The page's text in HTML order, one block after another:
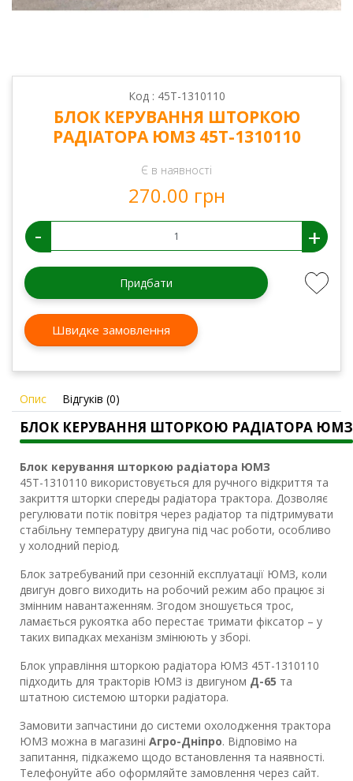
Код : 45Т-1310110
БЛОК КЕРУВАННЯ ШТОРКОЮ
РАДІАТОРА ЮМЗ 45Т-1310110
Є в наявності
270.00 грн
- +
Придбати
Швидке замовлення
Опис Відгуків (0)
БЛОК КЕРУВАННЯ ШТОРКОЮ РАДІАТОРА ЮМЗ
Блок керування шторкою радіатора ЮМЗ
45Т-1310110 використовується для ручного відкриття та
закриття шторки спереды радіатора трактора. Дозволяє
регулювати потік повітря через радіатор та підтримувати
стабільну температуру двигуна під час роботи, особливо
у холодний період.
Блок затребуваний при сезонній експлуатації ЮМЗ, коли
двигун довго виходить на робочий режим або працює зі
змінним навантаженням. Згодом зношується трос,
ламається рукоятка або перестає тримати фіксатор – у
таких випадках механізм змінюють у зборі.
Блок управління шторкою радіатора ЮМЗ 45Т-1310110
підходить для тракторів ЮМЗ із двигуном Д-65 та
штатною системою шторки радіатора.
Замовити запчастини до системи охолодження трактора
ЮМЗ можна в магазині Агро-Дніпро. Відповімо на
запитання, підкажемо щодо встановлення та наявності.
Телефонуйте або оформляйте замовлення через сайт.